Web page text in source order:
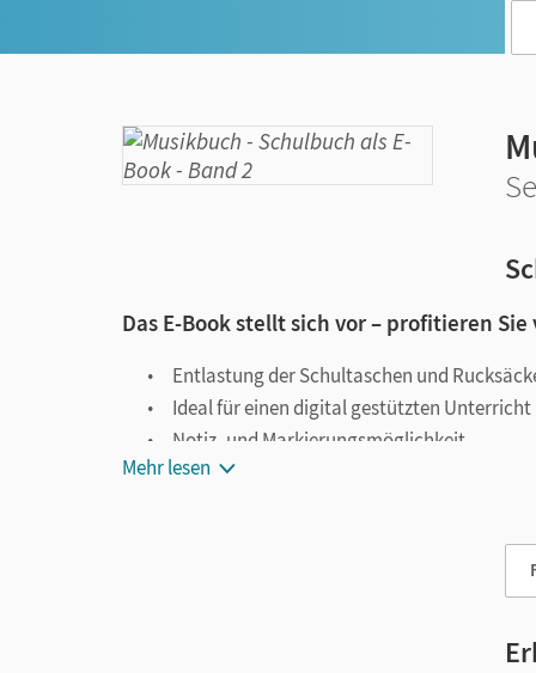
Das E-Book stellt sich vor – profitieren
Entlastung der Schultaschen und
Ideal für einen digital gestützten Unterricht
Notiz- und Markierungsmöglichkeit
Jederzeit unkompliziert verfügbar
Mehr lesen